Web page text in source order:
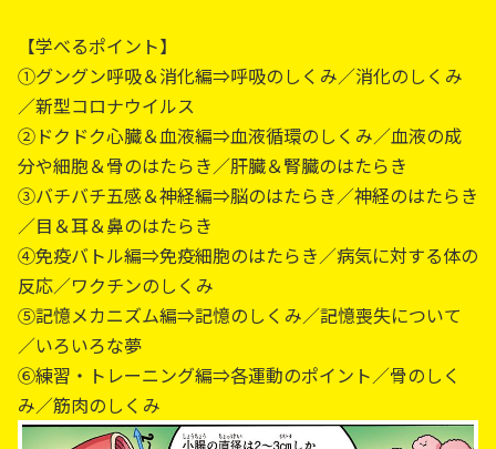
【学べるポイント】
①グングン呼吸＆消化編⇒呼吸のしくみ／消化のしくみ
／新型コロナウイルス
②ドクドク心臓＆血液編⇒血液循環のしくみ／血液の成
分や細胞＆骨のはたらき／肝臓＆腎臓のはたらき
③バチバチ五感＆神経編⇒脳のはたらき／神経のはたらき
／目＆耳＆鼻のはたらき
④免疫バトル編⇒免疫細胞のはたらき／病気に対する体の
反応／ワクチンのしくみ
⑤記憶メカニズム編⇒記憶のしくみ／記憶喪失について
／いろいろな夢
⑥練習・トレーニング編⇒各運動のポイント／骨のしく
み／筋肉のしくみ